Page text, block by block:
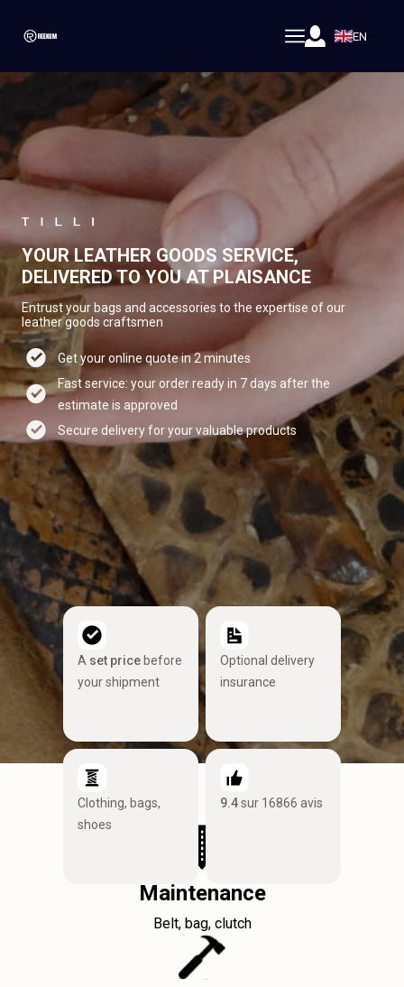
EN
YOUR LEATHER GOODS SERVICE,
DELIVERED TO YOU AT PLAISANCE
Entrust your bags and accessories to the expertise of our
leather goods craftsmen
Get your online quote in 2 minutes
Fast service: your order ready in 7 days after the
estimate is approved
Secure delivery for your valuable products
A set price before
your shipment
Optional delivery
insurance
Clothing, bags,
shoes
9.4sur 16866 avis
Maintenance
Belt, bag, clutch